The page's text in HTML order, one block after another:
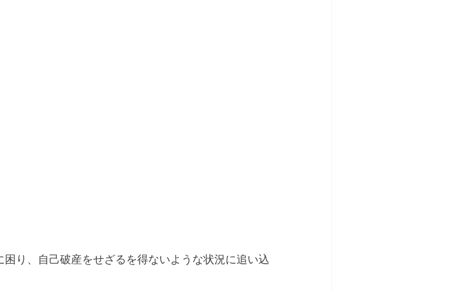
困り、自己破産をせざるを得ないような状況に追い込